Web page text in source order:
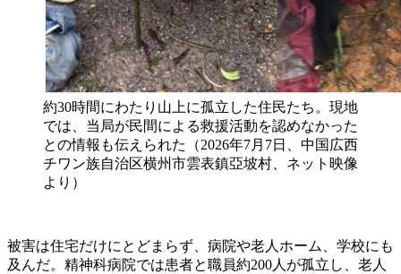
約30時間にわたり山上に孤立した住民たち。現地
では、当局が民間による救援活動を認めなかった
との情報も伝えられた（2026年7月7日、中国広西
チワン族自治区横州市雲表鎮亞坡村、ネット映像
より）
被害は住宅だけにとどまらず、病院や老人ホーム、学校にも
及んだ。精神科病院では患者と職員約200人が孤立し、老人